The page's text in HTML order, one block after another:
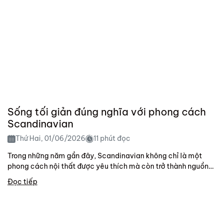
Sống tối giản đúng nghĩa với phong cách
Scandinavian
Thứ Hai, 01/06/2026
11 phút đọc
Trong những năm gần đây, Scandinavian không chỉ là một
phong cách nội thất được yêu thích mà còn trở thành nguồn
cảm hứng cho lối...
Đọc tiếp